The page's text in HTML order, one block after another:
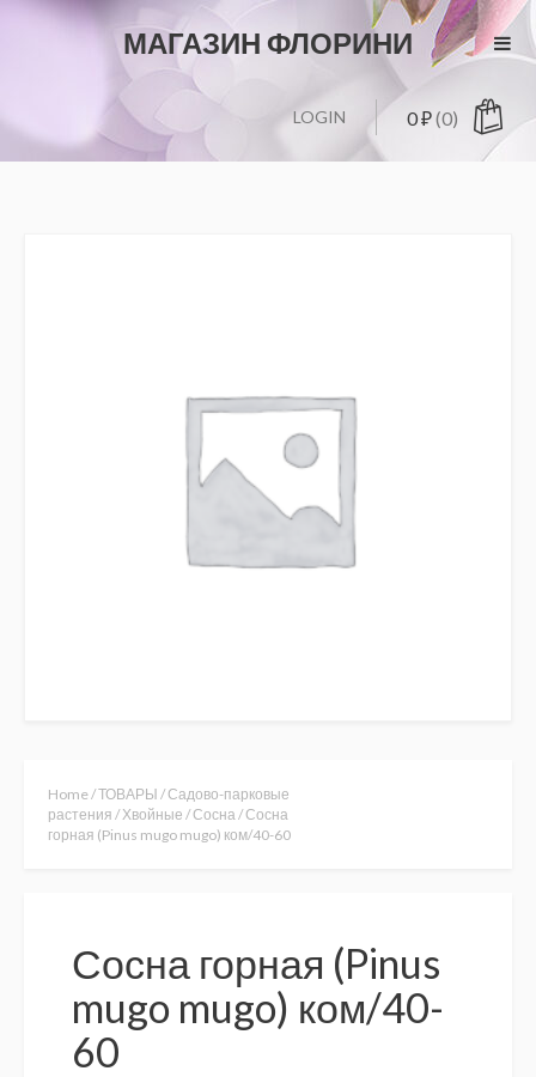
МАГАЗИН ФЛОРИНИ
0₽(0)
LOGIN
Home/ТОВАРЫ /Садово-парковые
растения /Хвойные /Сосна/ Сосна
горная (Pinus mugo mugo) ком/40-60
Сосна горная (Pinus
mugo mugo) ком/40-
60